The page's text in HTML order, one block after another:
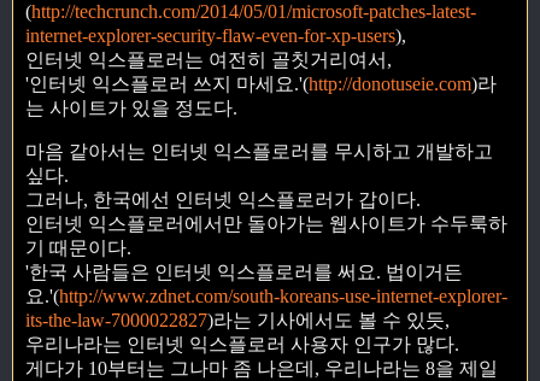
(http://techcrunch.com/2014/05/01/microsoft-patches-latest-
internet-explorer-security-flaw-even-for-xp-users),
인터넷 익스플로러는 여전히 골칫거리여서,
'인터넷 익스플로러 쓰지 마세요.'(http://donotuseie.com)라
는 사이트가 있을 정도다.
마음 같아서는 인터넷 익스플로러를 무시하고 개발하고
싶다.
그러나, 한국에선 인터넷 익스플로러가 갑이다.
인터넷 익스플로러에서만 돌아가는 웹사이트가 수두룩하
기 때문이다.
'한국 사람들은 인터넷 익스플로러를 써요. 법이거든
요.'(http://www.zdnet.com/south-koreans-use-internet-explorer-
its-the-law-7000022827)라는 기사에서도 볼 수 있듯,
우리나라는 인터넷 익스플로러 사용자 인구가 많다.
게다가 10부터는 그나마 좀 나은데, 우리나라는 8을 제일